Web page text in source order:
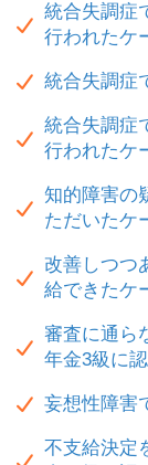
統合失調症
行われたケ
統合失調症
統合失調症
行われたケ
知的障害の
ただいたケ
改善しつつ
給できたケ
審査に通ら
年金3級に
妄想性障害
不支給決定